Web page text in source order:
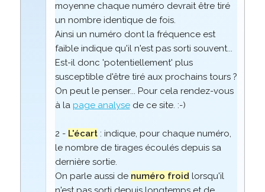
moyenne chaque numéro devrait être tiré
un nombre identique de fois.
Ainsi un numéro dont la fréquence est
faible indique qu'il n'est pas sorti souvent...
Est-il donc 'potentiellement' plus
susceptible d'être tiré aux prochains tours ?
On peut le penser... Pour cela rendez-vous
à la page analysede ce site. :-)
2 - L'écart: indique, pour chaque numéro,
le nombre de tirages écoulés depuis sa
dernière sortie.
On parle aussi de numéro froid lorsqu'il